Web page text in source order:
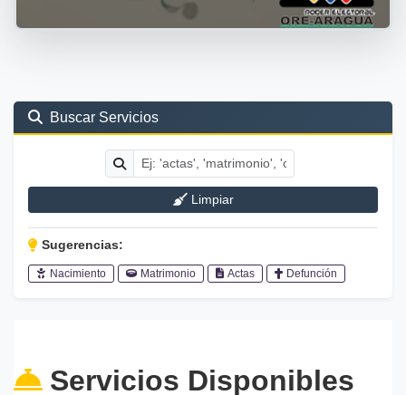
Buscar Servicios
Limpiar
Sugerencias:
Nacimiento Matrimonio Actas Defunción
Servicios Disponibles